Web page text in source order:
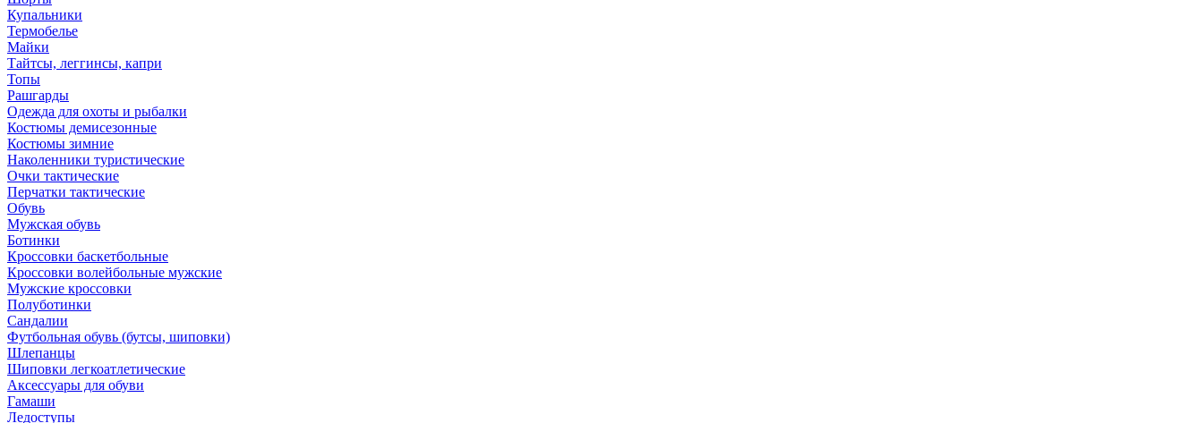
Купальники
Термобелье
Майки
Тайтсы, леггинсы, капри
Топы
Рашгарды
Одежда для охоты и рыбалки
Костюмы демисезонные
Костюмы зимние
Наколенники туристические
Очки тактические
Перчатки тактические
Обувь
Мужская обувь
Ботинки
Кроссовки баскетбольные
Кроссовки волейбольные мужские
Мужские кроссовки
Полуботинки
Сандалии
Футбольная обувь (бутсы, шиповки)
Шлепанцы
Шиповки легкоатлетические
Аксессуары для обуви
Гамаши
Ледоступы